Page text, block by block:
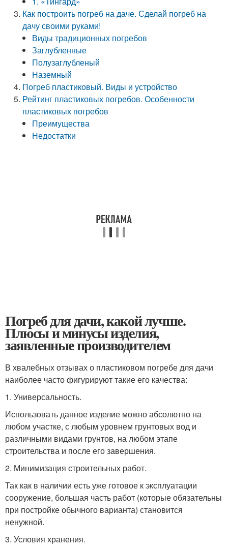
Как построить погреб на даче. Сделай погреб на
дачу своими руками!
Виды традиционных погребов
Заглубленные
Полузаглубленый
Наземный
Погреб пластиковый. Виды и устройство
Рейтинг пластиковых погребов. Особенности
пластиковых погребов
Преимущества
Недостатки
Погреб для дачи, какой лучше.
Плюсы и минусы изделия,
заявленные производителем
В хвалебных отзывах о пластиковом погребе для дачи
наиболее часто фигурируют такие его качества:
1. Универсальность.
Использовать данное изделие можно абсолютно на
любом участке, с любым уровнем грунтовых вод и
различными видами грунтов, на любом этапе
строительства и после его завершения.
2. Минимизация строительных работ.
Так как в наличии есть уже готовое к эксплуатации
сооружение, большая часть работ (которые обязательны
при постройке обычного варианта) становится
ненужной.
3. Условия хранения.